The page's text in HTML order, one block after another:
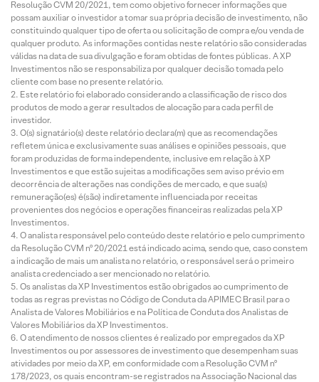
Resolução CVM 20/2021, tem como objetivo fornecer informações que
possam auxiliar o investidor a tomar sua própria decisão de investimento, não
constituindo qualquer tipo de oferta ou solicitação de compra e/ou venda de
qualquer produto. As informações contidas neste relatório são consideradas
válidas na data de sua divulgação e foram obtidas de fontes públicas. A XP
Investimentos não se responsabiliza por qualquer decisão tomada pelo
cliente com base no presente relatório.
Este relatório foi elaborado considerando a classificação de risco dos
produtos de modo a gerar resultados de alocação para cada perfil de
investidor.
O(s) signatário(s) deste relatório declara(m) que as recomendações
refletem única e exclusivamente suas análises e opiniões pessoais, que
foram produzidas de forma independente, inclusive em relação à XP
Investimentos e que estão sujeitas a modificações sem aviso prévio em
decorrência de alterações nas condições de mercado, e que sua(s)
remuneração(es) é(são) indiretamente influenciada por receitas
provenientes dos negócios e operações financeiras realizadas pela XP
Investimentos.
O analista responsável pelo conteúdo deste relatório e pelo cumprimento
da Resolução CVM nº 20/2021 está indicado acima, sendo que, caso constem
a indicação de mais um analista no relatório, o responsável será o primeiro
analista credenciado a ser mencionado no relatório.
Os analistas da XP Investimentos estão obrigados ao cumprimento de
todas as regras previstas no Código de Conduta da APIMEC Brasil para o
Analista de Valores Mobiliários e na Política de Conduta dos Analistas de
Valores Mobiliários da XP Investimentos.
O atendimento de nossos clientes é realizado por empregados da XP
Investimentos ou por assessores de investimento que desempenham suas
atividades por meio da XP, em conformidade com a Resolução CVM nº
178/2023, os quais encontram-se registrados na Associação Nacional das